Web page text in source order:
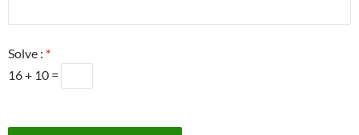
Solve : *
16 + 10 =